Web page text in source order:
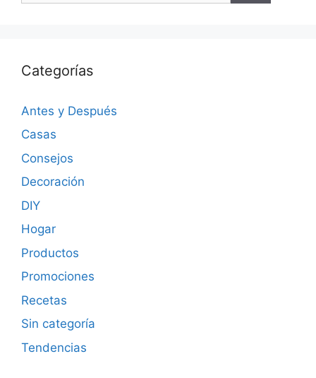
Categorías
Antes y Después
Casas
Consejos
Decoración
DIY
Hogar
Productos
Promociones
Recetas
Sin categoría
Tendencias